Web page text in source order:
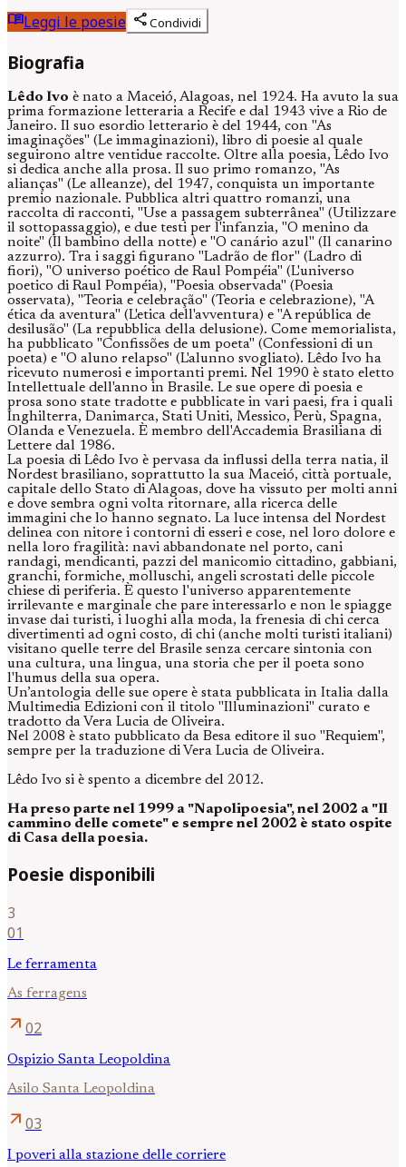
menu_bookLeggi le poesie shareCondividi
Biografia
Lêdo Ivo è nato a Maceió, Alagoas, nel 1924. Ha avuto la sua
prima formazione letteraria a Recife e dal 1943 vive a Rio de
Janeiro. Il suo esordio letterario è del 1944, con "As
imaginações" (Le immaginazioni), libro di poesie al quale
seguirono altre ventidue raccolte. Oltre alla poesia, Lêdo Ivo
si dedica anche alla prosa. Il suo primo romanzo, "As
alianças" (Le alleanze), del 1947, conquista un importante
premio nazionale. Pubblica altri quattro romanzi, una
raccolta di racconti, "Use a passagem subterrânea" (Utilizzare
il sottopassaggio), e due testi per l'infanzia, "O menino da
noite" (Il bambino della notte) e "O canário azul" (Il canarino
azzurro). Tra i saggi figurano "Ladrão de flor" (Ladro di
fiori), "O universo poético de Raul Pompéia" (L'universo
poetico di Raul Pompéia), "Poesia observada" (Poesia
osservata), "Teoria e celebração" (Teoria e celebrazione), "A
ética da aventura" (L'etica dell'avventura) e "A república de
desilusão" (La repubblica della delusione). Come memorialista,
ha pubblicato "Confissões de um poeta" (Confessioni di un
poeta) e "O aluno relapso" (L'alunno svogliato). Lêdo Ivo ha
ricevuto numerosi e importanti premi. Nel 1990 è stato eletto
Intellettuale dell'anno in Brasile. Le sue opere di poesia e
prosa sono state tradotte e pubblicate in vari paesi, fra i quali
Inghilterra, Danimarca, Stati Uniti, Messico, Perù, Spagna,
Olanda e Venezuela. È membro dell'Accademia Brasiliana di
Lettere dal 1986.
La poesia di Lêdo Ivo è pervasa da influssi della terra natia, il
Nordest brasiliano, soprattutto la sua Maceió, città portuale,
capitale dello Stato di Alagoas, dove ha vissuto per molti anni
e dove sembra ogni volta ritornare, alla ricerca delle
immagini che lo hanno segnato. La luce intensa del Nordest
delinea con nitore i contorni di esseri e cose, nel loro dolore e
nella loro fragilità: navi abbandonate nel porto, cani
randagi, mendicanti, pazzi del manicomio cittadino, gabbiani,
granchi, formiche, molluschi, angeli scrostati delle piccole
chiese di periferia. È questo l'universo apparentemente
irrilevante e marginale che pare interessarlo e non le spiagge
invase dai turisti, i luoghi alla moda, la frenesia di chi cerca
divertimenti ad ogni costo, di chi (anche molti turisti italiani)
visitano quelle terre del Brasile senza cercare sintonia con
una cultura, una lingua, una storia che per il poeta sono
l'humus della sua opera.
Un’antologia delle sue opere è stata pubblicata in Italia dalla
Multimedia Edizioni con il titolo "Illuminazioni" curato e
tradotto da Vera Lucia de Oliveira.
Nel 2008 è stato pubblicato da Besa editore il suo "Requiem",
sempre per la traduzione di Vera Lucia de Oliveira.
Lêdo Ivo si è spento a dicembre del 2012.
Ha preso parte nel 1999 a "Napolipoesia", nel 2002 a "Il
cammino delle comete" e sempre nel 2002 è stato ospite
di Casa della poesia.
Poesie disponibili
3
01
Le ferramenta
As ferragens
arrow_outward 02
Ospizio Santa Leopoldina
Asilo Santa Leopoldina
arrow_outward 03
I poveri alla stazione delle corriere